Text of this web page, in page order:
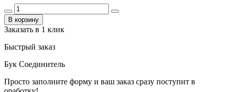
В корзину
Заказать в 1 клик
Быстрый заказ
Бук Соединитель
Просто заполните форму и ваш заказ сразу поступит в